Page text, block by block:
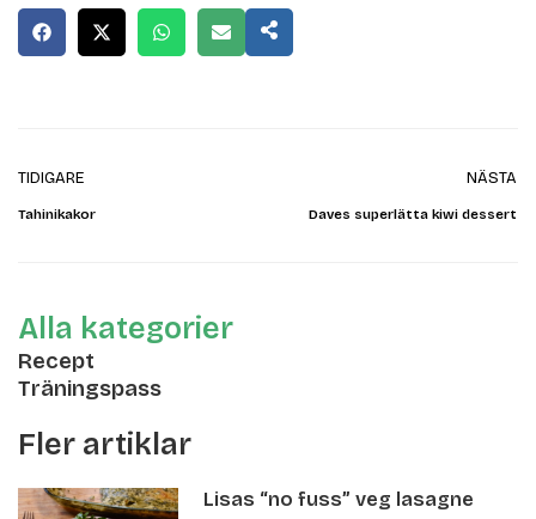
TIDIGARE
Tahinikakor
NÄSTA
Daves superlätta kiwi dessert
Recept
Träningspass
Alla kategorier
Fler artiklar
Lisas “no fuss” veg lasagne